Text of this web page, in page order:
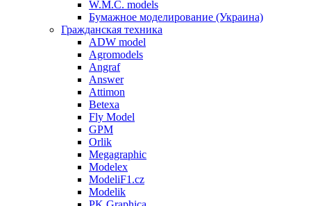
W.M.C. models
Бумажное моделирование (Украина)
Гражданская техника
ADW model
Agromodels
Angraf
Answer
Attimon
Betexa
Fly Model
GPM
Orlik
Megagraphic
Modelex
ModeliF1.cz
Modelik